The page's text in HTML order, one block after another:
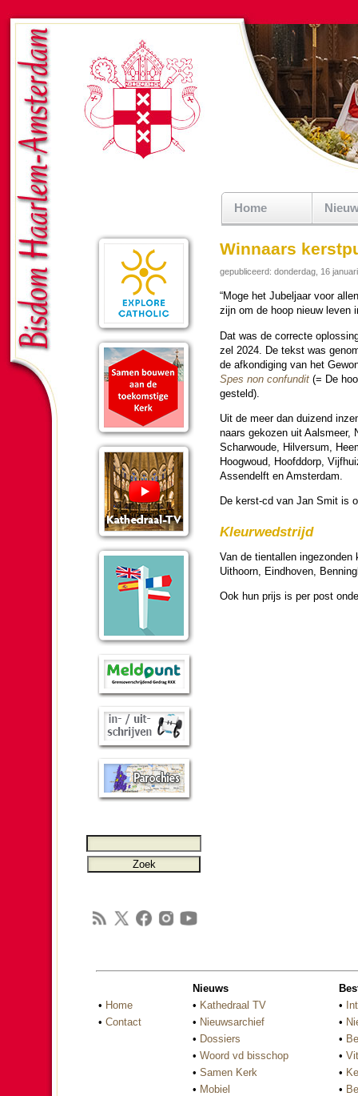
Home
Winnaars
gepubliceerd: donderdag, 16
“Moge het Jubel­jaar voor
zijn om de hoop nieuw leven
Dat was de correcte
zel 2024. De tekst was
de afkon­diging van het
Spes non confundit (= De
ge­steld).
Uit de meer dan duizend
naars gekozen uit Aalsmeer,
Scharwoude, Hilversum,
Hoogwoud, Hoofd­dorp,
Assendelft en Am­ster­dam.
De kerst-cd van Jan Smit is
Kleur­wed­strijd
Van de tien­tal­len
Uithoorn, Eindhoven,
Ook hun prijs is per post
• Home
• Contact
Nieuws
• Kathedraal TV
• Nieuwsarchief
• Dossiers
• Woord vd bisschop
• Samen Kerk
• Mobiel
•
•
•
•
•
•